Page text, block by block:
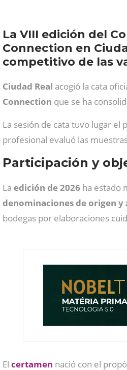
La VIII edición del
Connection en
competitivo de las
Ciudad Real acogió la cata
Connection que se ha
La sesión de cata tuvo lugar el
profesional evaluó las
Participación y
La edición de 2026 ha estado
denominaciones de origen
bodegas por elaboraciones
El certamen nació con el